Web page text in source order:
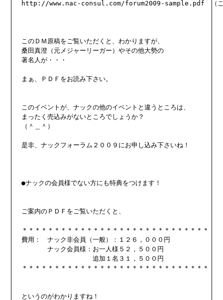
http://www.nac-consul.com/forum2009-sample.pdf　（この
このＤＭ原稿をご覧いただくと、わかりますが、
桑田真澄（元メジャーリーガー）やその他大勢の
著名人が・・・
まぁ、ＰＤＦをお読み下さい。
このイベントが、ナックの他のイベントと違うところは、
まったく売込みがないところでしょうか？
（＾＿＾）
是非、ナックフォーラム２００９にお申し込み下さいね！
●ナックの会員様でない方にも特典をつけます！
ご案内のＰＤＦをご覧いただくと、
＊＊＊＊＊＊＊＊＊＊＊＊＊＊＊＊＊＊＊＊＊＊＊＊＊＊＊＊＊
費用：　ナック非会員（一般）：１２６，０００円
ナック会員様：お一人様５２，５００円
追加１名３１，５００円
＊＊＊＊＊＊＊＊＊＊＊＊＊＊＊＊＊＊＊＊＊＊＊＊＊＊＊＊＊
というのがわかりますね！